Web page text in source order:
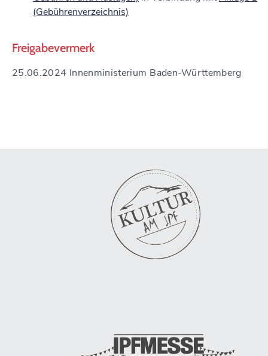
(Gebührenverzeichnis)
Freigabevermerk
25.06.2024 Innenministerium Baden-Württemberg